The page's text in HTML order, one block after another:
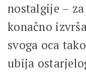
nostalgije –
konačno
svoga oca
ubija